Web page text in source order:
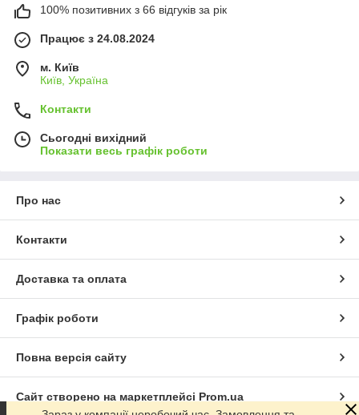
100% позитивних з 66 відгуків за рік
Працює з 24.08.2024
м. Київ
Київ, Україна
Контакти
Сьогодні вихідний
Показати весь графік роботи
Про нас
Контакти
Доставка та оплата
Графік роботи
Повна версія сайту
Сайт створено на маркетплейсі Prom.ua